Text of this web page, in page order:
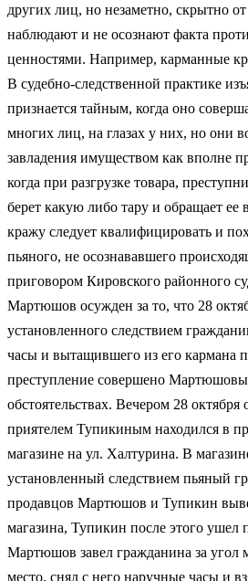
других лиц, но незаметно, скрытно
наблюдают и не осознают факта
ценностями. Например, карманные
В судебно-следственной практике
признается тайным, когда оно
многих лиц, на глазах у них, но они
завладения имуществом как вполне
когда при разгрузке товара,
берет какую либо тару и обращает ее
кражу следует квалифицировать и
пьяного, не осознававшего
приговором Кировского районного
Мартюшов осужден за то, что 28
установленного следствием
часы и вытащившего из его кармана
преступление совершено
обстоятельствах. Вечером 28 октября
приятелем Тупикиным находился в
магазине на ул. Халтурина. В
установленный следствием пьяный
продавцов Мартюшов и Тупикин
магазина, Тупикин после этого ушел
Мартюшов завел гражданина за угол
место, снял с него наручные часы и